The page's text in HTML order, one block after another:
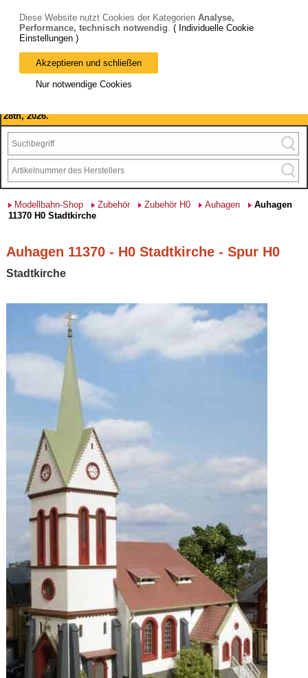
Bitte beachten Sie: wir machen Betriebsferien, vom 03. bis 28.
August 2026 haben wir geschlossen.
28th, 2026.
Modellbahn-Shop Zubehör Zubehör H0 Auhagen
Auhagen
11370 H0 Stadtkirche
Auhagen 11370 - H0 Stadtkirche - Spur H0
Stadtkirche
Diese Website nutzt Cookies der Kategorien Analyse,
Performance, technisch notwendig. ( Individuelle Cookie
Einstellungen )
Akzeptieren und schließen
Nur notwendige Cookies